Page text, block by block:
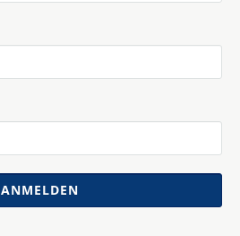
ANMELDEN